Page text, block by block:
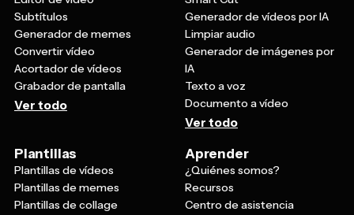
Subtítulos
Generador de memes
Convertir vídeo
Acortador de vídeos
Grabador de pantalla
Ver todo
Generador de vídeos por IA
Limpiar audio
Generador de imágenes por
IA
Texto a voz
Documento a vídeo
Ver todo
Plantillas
Plantillas de vídeos
Plantillas de memes
Plantillas de collage
Aprender
¿Quiénes somos?
Recursos
Centro de asistencia